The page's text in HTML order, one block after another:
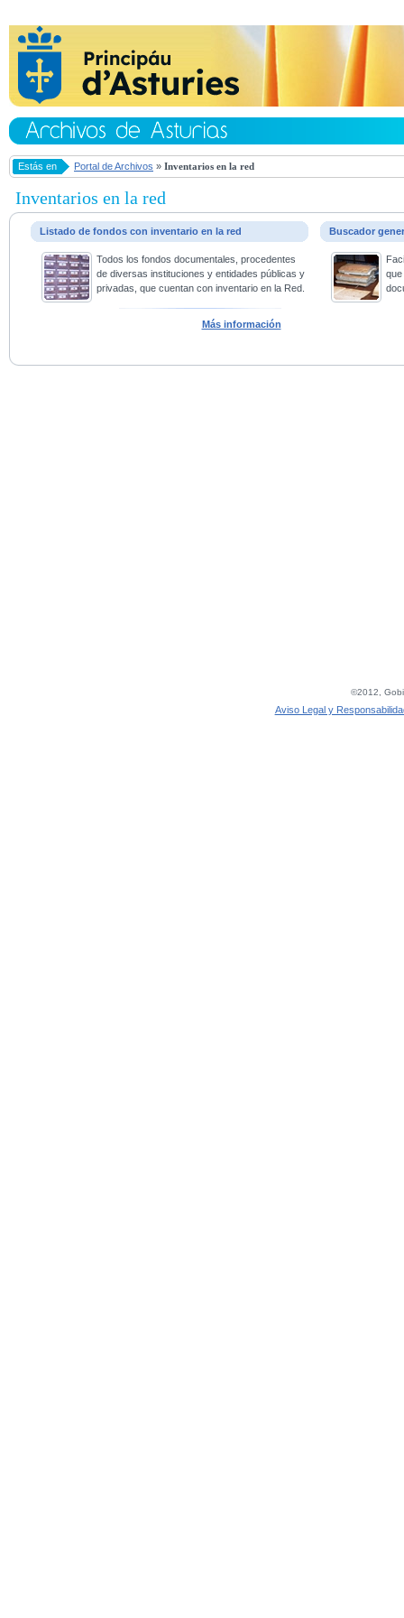
Estás en Portal de Archivos » Inventarios en la red
Inventarios en la red
Listado de fondos con inventario en la red
Todos los fondos documentales, procedentes
de diversas instituciones y entidades públicas y
privadas, que cuentan con inventario en la Red.
Más información
Buscador
©2012,
Aviso Legal y